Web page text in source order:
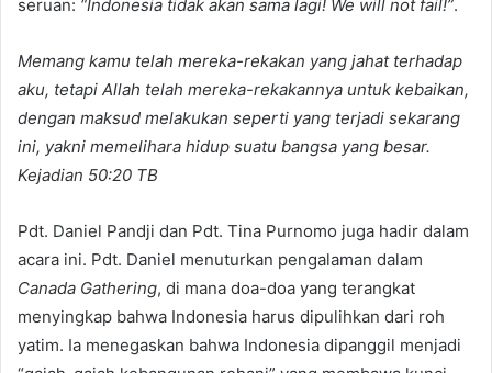
seruan: “Indonesia tidak akan sama lagi! We will not fail!”.
Memang kamu telah mereka-rekakan yang jahat terhadap
aku, tetapi Allah telah mereka-rekakannya untuk kebaikan,
dengan maksud melakukan seperti yang terjadi sekarang
ini, yakni memelihara hidup suatu bangsa yang besar.
Kejadian 50:20 TB
Pdt. Daniel Pandji dan Pdt. Tina Purnomo juga hadir dalam
acara ini. Pdt. Daniel menuturkan pengalaman dalam
Canada Gathering, di mana doa-doa yang terangkat
menyingkap bahwa Indonesia harus dipulihkan dari roh
yatim. Ia menegaskan bahwa Indonesia dipanggil menjadi